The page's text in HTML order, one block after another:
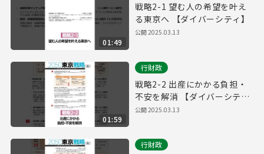
01:49
戦略2-1 望む人の希望を叶え
る東京へ 【ダイバーシティ】
公開2025.03.13
01:59
行財政
戦略2-2 出産にかかる負担・
不安を解消 【ダイバーシテ
ィ】
公開2025.03.13
行財政